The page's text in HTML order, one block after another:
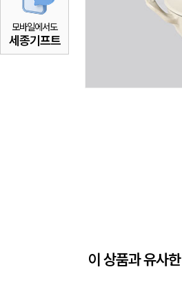
모바일에서도
세종기프트
이 상품과 유사한